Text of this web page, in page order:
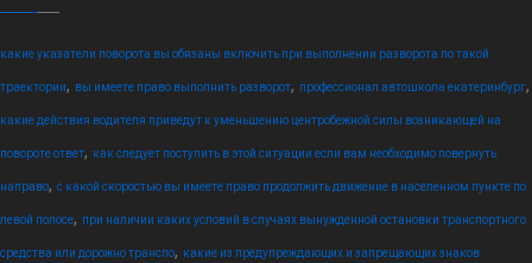
какие указатели поворота вы обязаны включить при выполнении разворота по такой
траектории, вы имеете право выполнить разворот, профессионал автошкола екатеринбург,
какие действия водителя приведут к уменьшению центробежной силы возникающей на
повороте ответ, как следует поступить в этой ситуации если вам необходимо повернуть
направо, с какой скоростью вы имеете право продолжить движение в населенном пункте по
левой полосе, при наличии каких условий в случаях вынужденной остановки транспортного
средства или дорожно транспо, какие из предупреждающих и запрещающих знаков